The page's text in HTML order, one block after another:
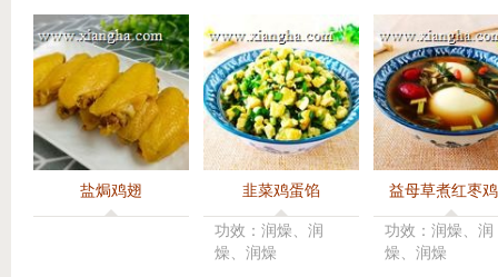
用料：
粉,水
By 网中
蜜豆吐
盐焗鸡翅 韭菜鸡蛋馅
功效：润燥、润
燥、润燥
益母草煮红枣
功效：润燥、润
燥、润燥